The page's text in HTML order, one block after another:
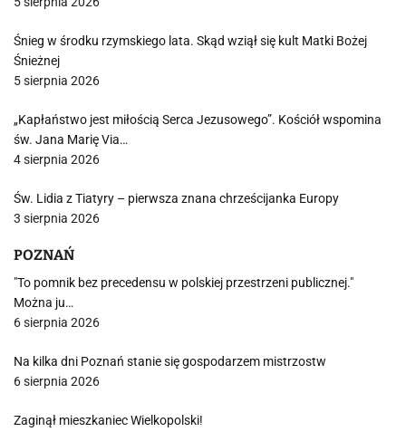
Śnieg w środku rzymskiego lata. Skąd wziął się kult Matki Bożej
Śnieżnej
5 sierpnia 2026
„Kapłaństwo jest miłością Serca Jezusowego”. Kościół wspomina
św. Jana Marię Via…
4 sierpnia 2026
Św. Lidia z Tiatyry – pierwsza znana chrześcijanka Europy
3 sierpnia 2026
POZNAŃ
"To pomnik bez precedensu w polskiej przestrzeni publicznej."
Można ju…
6 sierpnia 2026
Na kilka dni Poznań stanie się gospodarzem mistrzostw
6 sierpnia 2026
Zaginął mieszkaniec Wielkopolski!